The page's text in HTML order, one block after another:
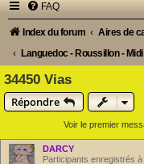
FAQ
Index du forum
Aires de
Languedoc - Roussillon -
34450 Vias
Répondre
Voir le premier
DARCY
Participants enregistrés